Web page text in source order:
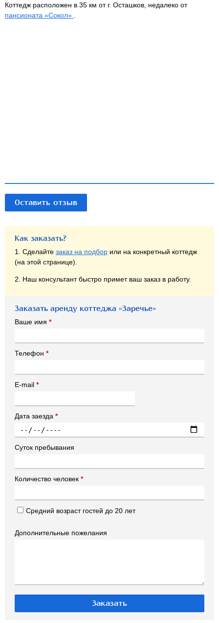
Коттедж расположен в 35 км от г. Осташков, недалеко от
пансионата «Сокол»
Оставить отзыв
Как заказать?
1. Сделайте заказ на подбор или на конкретный коттедж
(на этой странице).
2. Наш консультант быстро примет ваш заказ в работу.
Заказать аренду коттеджа «Заречье»
Ваше имя *
Телефон *
E-mail *
Дата заезда *
Суток пребывания
Количество человек *
Средний возраст гостей до 20 лет
Дополнительные пожелания